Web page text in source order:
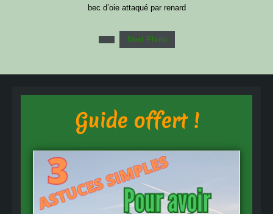
bec d’oie attaqué par renard
Next Photo
Guide offert !